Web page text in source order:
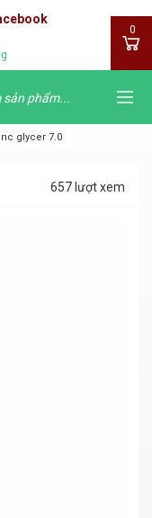
0
glycer 7.0
657 lượt xem